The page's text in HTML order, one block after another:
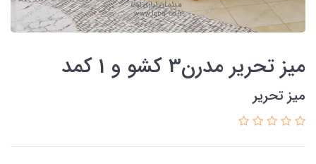
میز تحریر مدرن3 کشو و 1 کمد
میز تحریر